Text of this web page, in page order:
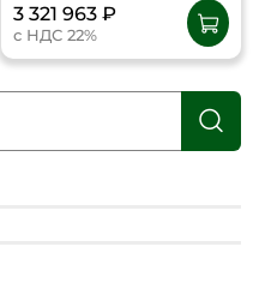
3 321 963 ₽
с НДС 22%